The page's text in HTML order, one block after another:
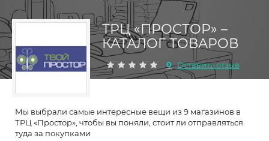
ТРЦ «ПРОСТОР» –
КАТАЛОГ ТОВАРОВ
0 Оставить отзыв
Мы выбрали самые интересные вещи из 9 магазинов в
ТРЦ «Простор», чтобы вы поняли, стоит ли отправляться
туда за покупками